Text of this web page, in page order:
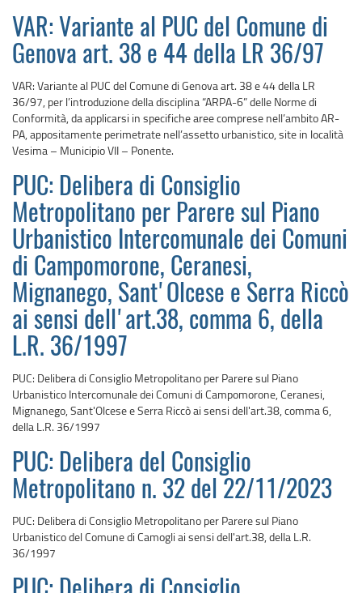
VAR: Variante al PUC del Comune di
Genova art. 38 e 44 della LR 36/97
VAR: Variante al PUC del Comune di Genova art. 38 e 44 della LR
36/97, per l’introduzione della disciplina “ARPA-6” delle Norme di
Conformità, da applicarsi in specifiche aree comprese nell’ambito AR-
PA, appositamente perimetrate nell’assetto urbanistico, site in località
Vesima – Municipio VII – Ponente.
PUC: Delibera di Consiglio
Metropolitano per Parere sul Piano
Urbanistico Intercomunale dei Comuni
di Campomorone, Ceranesi,
Mignanego, Sant'Olcese e Serra Riccò
ai sensi dell'art.38, comma 6, della
L.R. 36/1997
PUC: Delibera di Consiglio Metropolitano per Parere sul Piano
Urbanistico Intercomunale dei Comuni di Campomorone, Ceranesi,
Mignanego, Sant'Olcese e Serra Riccò ai sensi dell'art.38, comma 6,
della L.R. 36/1997
PUC: Delibera del Consiglio
Metropolitano n. 32 del 22/11/2023
PUC: Delibera di Consiglio Metropolitano per Parere sul Piano
Urbanistico del Comune di Camogli ai sensi dell'art.38, della L.R.
36/1997